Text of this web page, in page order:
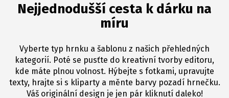
Nejjednodušší cesta k dárku na
míru
Vyberte typ hrnku a šablonu z našich přehledných
kategorií. Poté se pusťte do kreativní tvorby editoru,
kde máte plnou volnost. Hýbejte s fotkami, upravujte
texty, hrajte si s kliparty a měnte barvy pozadí hrnečku.
Váš originální design je jen pár kliknutí daleko!